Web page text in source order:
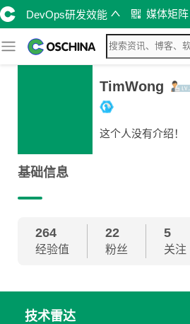
DevOps研发效能 媒体矩阵
TimWong
这个人没有介绍！
基础信息
264
经验值
22
粉丝
5
关注
技术雷达